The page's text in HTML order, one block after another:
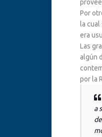
Por
la
era
Las
algún
por la
a